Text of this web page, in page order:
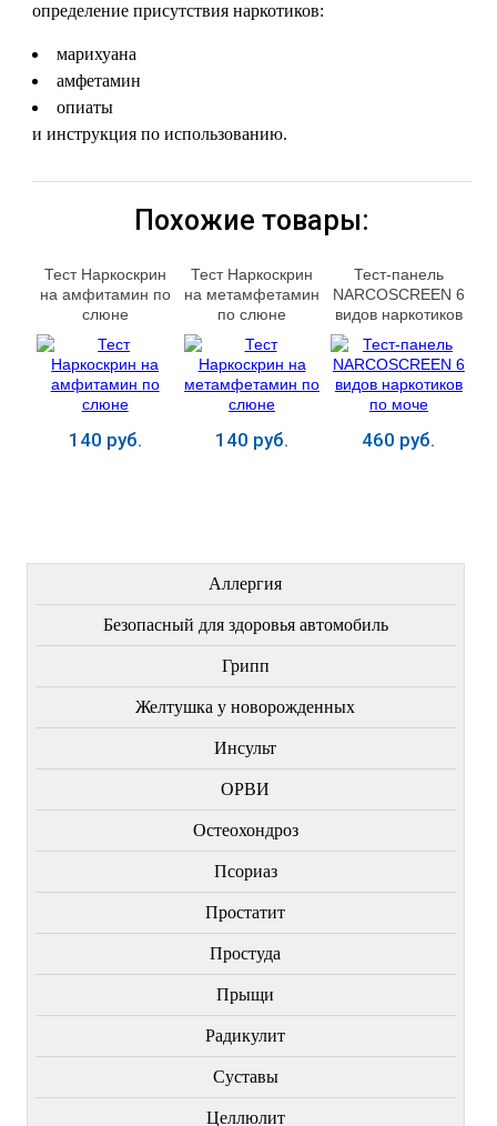
определение присутствия наркотиков:
марихуана
амфетамин
опиаты
и инструкция по использованию.
Похожие товары:
Тест Наркоскрин
на амфитамин по
слюне
140 руб.
Тест Наркоскрин
на метамфетамин
по слюне
140 руб.
Тест-панель
NARCOSCREEN 6
видов наркотиков
460 руб.
Аллергия
Безопасный для здоровья автомобиль
Грипп
Желтушка у новорожденных
Инсульт
ОРВИ
Остеохондроз
Пcориаз
Простатит
Простуда
Прыщи
Радикулит
Суставы
Целлюлит